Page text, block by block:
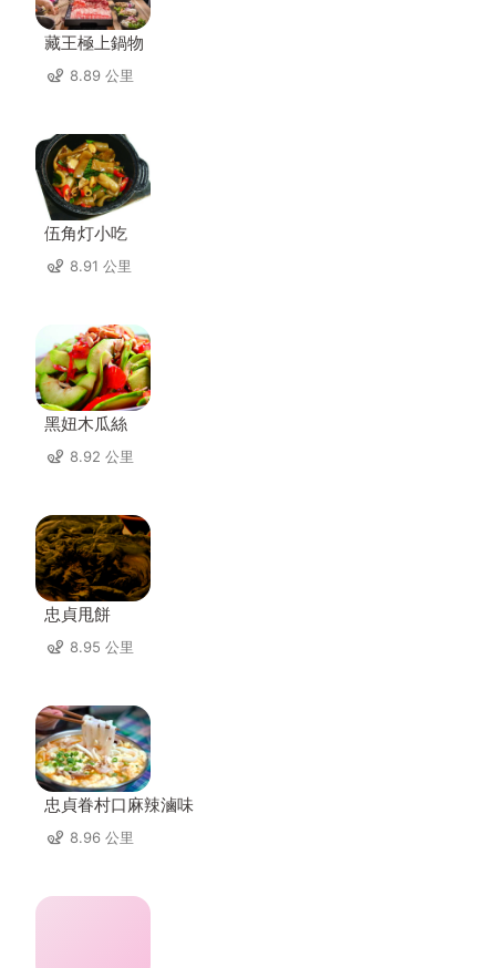
藏王極上鍋物
8.89 公里
伍角灯小吃
8.91 公里
黑妞木瓜絲
8.92 公里
忠貞甩餅
8.95 公里
忠貞眷村口麻辣滷味
8.96 公里